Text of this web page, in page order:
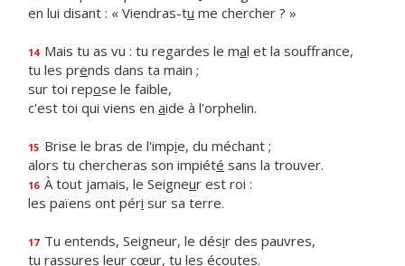
en lui disant : « Viendras-tu me chercher ? »
14 Mais tu as vu : tu regardes le mal et la souffrance,
tu les prends dans ta main ;
sur toi repose le faible,
c'est toi qui viens en aide à l'orphelin.
15 Brise le bras de l'impie, du méchant ;
alors tu chercheras son impiété sans la trouver.
16 À tout jamais, le Seigneur est roi :
les païens ont péri sur sa terre.
17 Tu entends, Seigneur, le désir des pauvres,
tu rassures leur cœur, tu les écoutes.